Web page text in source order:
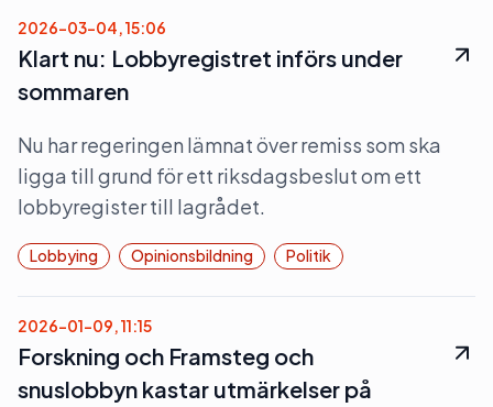
2026-03-04, 15:06
Klart nu: Lobbyregistret införs under
sommaren
Nu har regeringen lämnat över remiss som ska
ligga till grund för ett riksdagsbeslut om ett
lobbyregister till lagrådet.
Lobbying Opinionsbildning Politik
2026-01-09, 11:15
Forskning och Framsteg och
snuslobbyn kastar utmärkelser på